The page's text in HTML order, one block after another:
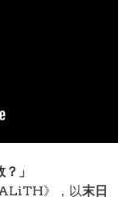
」
》，以末日